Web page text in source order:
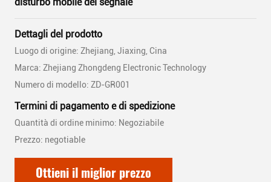
Dettagli del prodotto
Luogo di origine: Zhejiang, Jiaxing, Cina
Marca: Zhejiang Zhongdeng Electronic Technology
Numero di modello: ZD-GR001
Termini di pagamento e di spedizione
Quantità di ordine minimo: Negoziabile
Prezzo: negotiable
Ottieni il miglior prezzo